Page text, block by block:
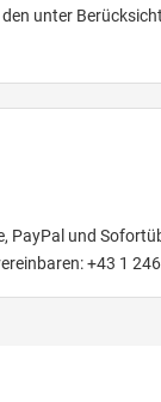
unter
PayPal und
+43 1